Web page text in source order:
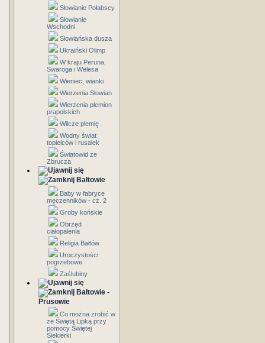
Słowianie Połabscy
Słowianie
Wschodni
Słowiańska dusza
Ukraiński Olimp
W kraju Peruna,
Swaroga i Welesa
Wieniec, wianki
Wierzenia Słowian
Wierzenia plemion
prapolskich
Wilcze plemię
Wodny świat
topielców i rusałek
Światowid ze
Zbrucza
Bałtowie
Baby w fabryce
męczenników - cz. 2
Groby końskie
Obrzęd
ciałopalenia
Religia Bałtów
Uroczystości
pogrzebowe
Zaślubiny
Bałtowie -
Prusowie
Co można zrobić w
ze Świętą Lipką przy
pomocy Świętej
Siekierki